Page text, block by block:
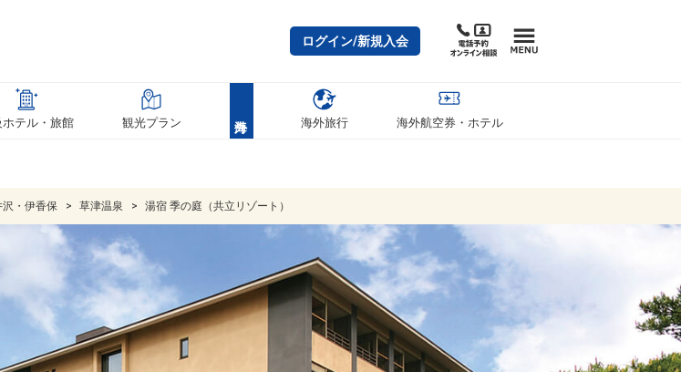
ログイン/新規入会
ホテル・旅館 観光プラン 海外旅行 海外航空券・ホテル
・伊香保 草津温泉 湯宿 季の庭（共立リゾート）